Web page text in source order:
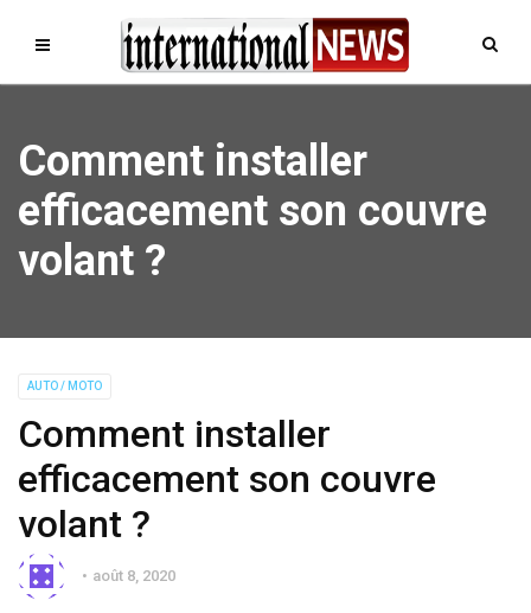
Comment installer
efficacement son couvre
volant ?
AUTO / MOTO
Comment installer
efficacement son couvre
volant ?
août 8, 2020